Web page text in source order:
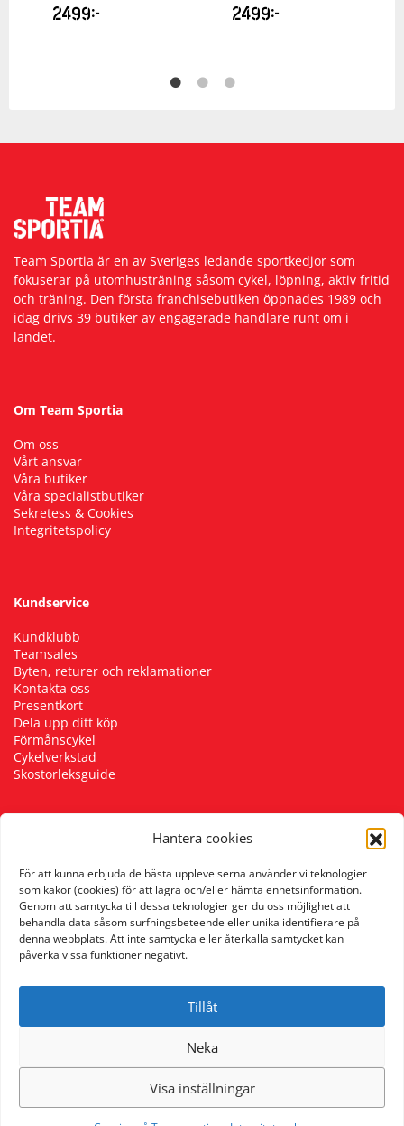
Hantera cookies
För att kunna erbjuda de bästa upplevelserna använder vi teknologier
som kakor (cookies) för att lagra och/eller hämta enhetsinformation.
Genom att samtycka till dessa teknologier ger du oss möjlighet att
behandla data såsom surfningsbeteende eller unika identifierare på
denna webbplats. Att inte samtycka eller återkalla samtycket kan
påverka vissa funktioner negativt.
Tillåt
Neka
Visa inställningar
2499kr 2499kr
Team Sportia är en av Sveriges ledande sportkedjor som
fokuserar på utomhusträning såsom cykel, löpning, aktiv fritid
och träning. Den första franchisebutiken öppnades 1989 och
idag drivs 39 butiker av engagerade handlare runt om i
landet.
Om Team Sportia
Om oss
Vårt ansvar
Våra butiker
Våra specialistbutiker
Sekretess & Cookies
Integritetspolicy
Kundservice
Kundklubb
Teamsales
Byten, returer och reklamationer
Kontakta oss
Presentkort
Dela upp ditt köp
Förmånscykel
Cykelverkstad
Skostorleksguide